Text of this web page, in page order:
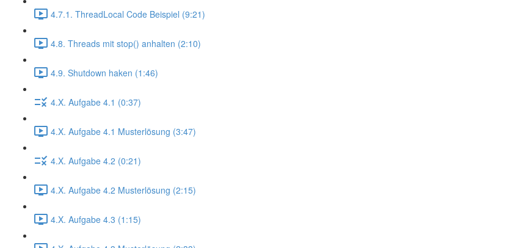
4.7.1. ThreadLocal Code Beispiel (9:21)
4.8. Threads mit stop() anhalten (2:10)
4.9. Shutdown haken (1:46)
4.X. Aufgabe 4.1 (0:37)
4.X. Aufgabe 4.1 Musterlösung (3:47)
4.X. Aufgabe 4.2 (0:21)
4.X. Aufgabe 4.2 Musterlösung (2:15)
4.X. Aufgabe 4.3 (1:15)